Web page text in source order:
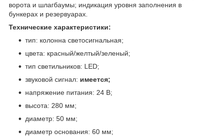
ворота и шлагбаумы; индикация уровня заполнения в
бункерах и резервуарах.
Технические характеристики:
тип: колонна светосигнальная;
цвета: красный/желтый/зеленый;
тип светильников: LED;
звуковой сигнал: имеется;
напряжение питания: 24 В;
высота: 280 мм;
диаметр: 50 мм;
диаметр основания: 60 мм;